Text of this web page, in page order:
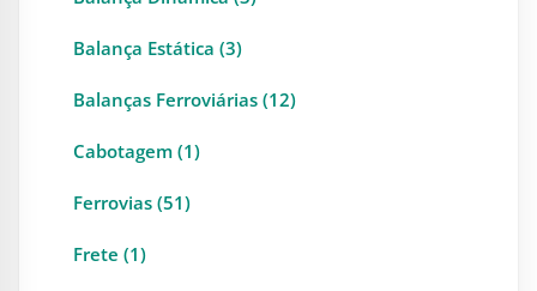
Balança Estática (3)
Balanças Ferroviárias (12)
Cabotagem (1)
Ferrovias (51)
Frete (1)